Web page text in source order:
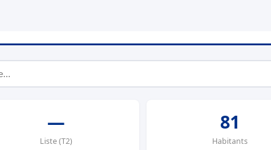
—
Liste (T2)
81
Habitants